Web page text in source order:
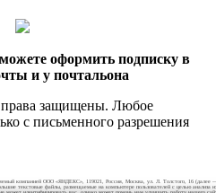
оформить подписку в
и у почтальона
права защищены. Любое
с письменного разрешения
компанией ООО «ЯНДЕКС», 119021, Россия, Москва, ул. Л. Толстого, 16 (далее
текстовые файлы, размещаемые на компьютере пользователей с целью анализа
может идентифицировать вас, однако может помочь нам улучшить работу нашего